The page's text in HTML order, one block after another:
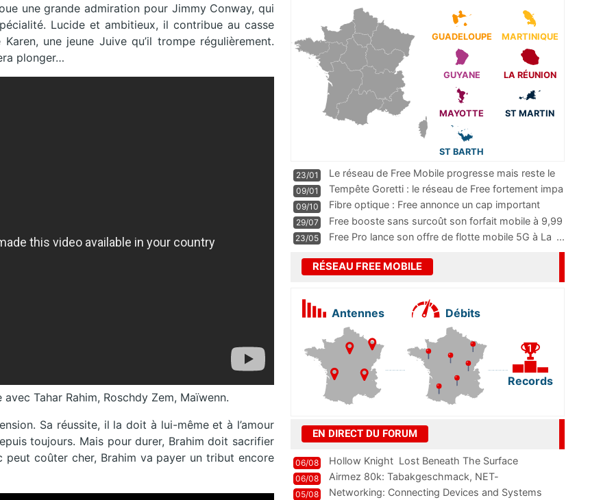
une grande admiration pour Jimmy Conway, qui
Lucide et ambitieux, il contribue au casse
une jeune Juive qu’il trompe régulièrement.
plonger…
Tahar Rahim, Roschdy Zem, Maïwenn.
Sa réussite, il la doit à lui-même et à l’amour
toujours. Mais pour durer, Brahim doit sacrifier
peut coûter cher, Brahim va payer un tribut encore
GUADELOUPE MARTINIQUE
GUYANE LA RÉUNION
MAYOTTE ST MARTIN
ST BARTH
23/01
Le réseau de Free Mobile progresse mais reste le
m
...
09/01
Tempête Goretti : le réseau de Free fortement impa
09/10
Fibre optique : Free annonce un cap important
pass
...
29/07
Free booste sans surcoût son forfait mobile à 9,99
23/05 Free Pro lance son offre de flotte mobile 5G à La ...
RÉSEAU FREE MOBILE
Antennes Débits
Records
EN DIRECT DU FORUM
06/08 Hollow Knight  Lost Beneath The Surface
06/08
Airmez 80k: Tabakgeschmack, NET-
Technologie und Leistung im
05/08 Networking: Connecting Devices and Systems